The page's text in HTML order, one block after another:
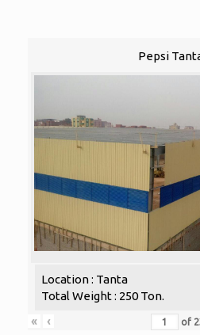
Pepsi
Location : Tanta
Total Weight : 250 Ton.
«
‹ of